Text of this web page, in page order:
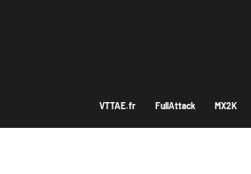
VTTAE.fr FullAttack MX2K